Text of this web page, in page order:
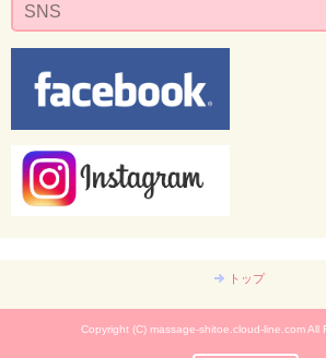
SNS
トップ
Copyright (C) massage-shitoe.cloud-line.com All